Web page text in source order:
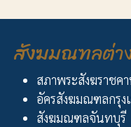
สังฆมณฑลต่าง
สภาพระสังฆราชค
อัครสังฆมณฑลกรุง
สังฆมณฑลจันทบุรี